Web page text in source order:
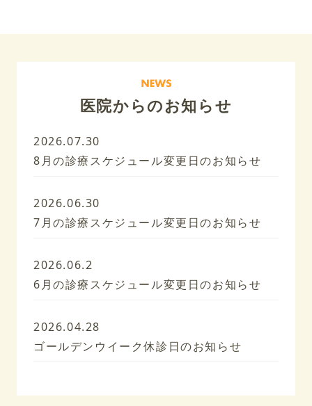
医院からのお知らせ
2026.07.30
8月の診療スケジュール変更日のお知らせ
2026.06.30
7月の診療スケジュール変更日のお知らせ
2026.06.2
6月の診療スケジュール変更日のお知らせ
2026.04.28
ゴールデンウイーク休診日のお知らせ